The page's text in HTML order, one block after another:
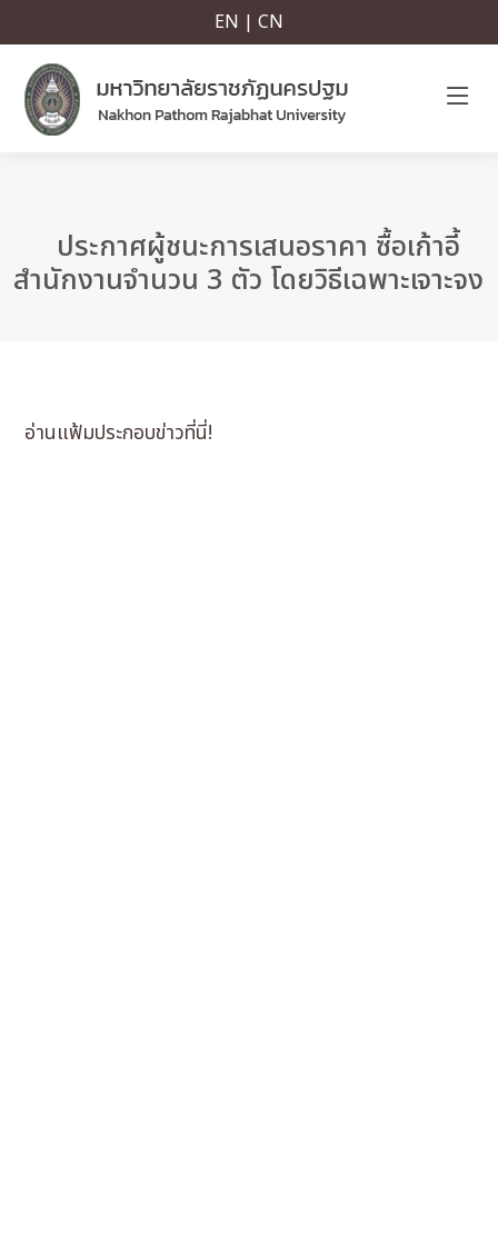
EN | CN
ประกาศผู้ชนะการเสนอราคา ซื้อเก้าอี้
สำนักงานจำนวน 3 ตัว โดยวิธีเฉพาะเจาะจง
อ่านแฟ้มประกอบข่าวที่นี่!